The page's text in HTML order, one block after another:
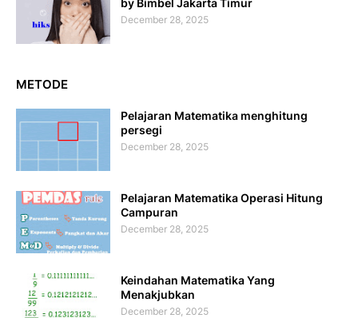
by Bimbel Jakarta Timur
December 28, 2025
METODE
Pelajaran Matematika menghitung
persegi
December 28, 2025
Pelajaran Matematika Operasi Hitung
Campuran
December 28, 2025
Keindahan Matematika Yang
Menakjubkan
December 28, 2025